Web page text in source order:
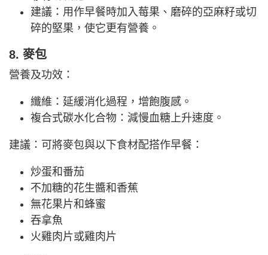
建議：用作早餐時加入莓果、磨碎的亞麻籽或切
碎的堅果，使它更有營養。
8. 麥包
營養及功效：
纖維：延緩消化過程，增飽腹感。
複合式碳水化合物：減慢血糖上升速度。
建議：可將麥包與以下食材配搭作早餐：
炒蛋和番茄
不加糖的花生醬和香蕉
無花果片和蜂蜜
吞拿魚
火雞肉片或雞肉片